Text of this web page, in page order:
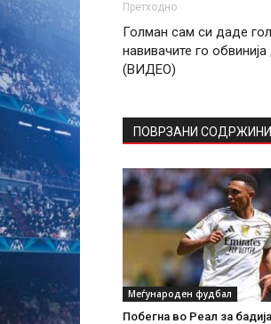
Претходно
Голман сам си даде
навивачите го
(ВИДЕО)
ПОВРЗАНИ СОДРЖИНИ
Меѓународен фудбал
Побегна во Реал за